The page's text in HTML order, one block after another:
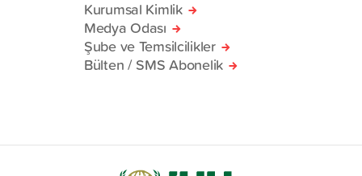
Kurumsal Kimlik
Medya Odası
Şube ve Temsilcilikler
Bülten / SMS Abonelik